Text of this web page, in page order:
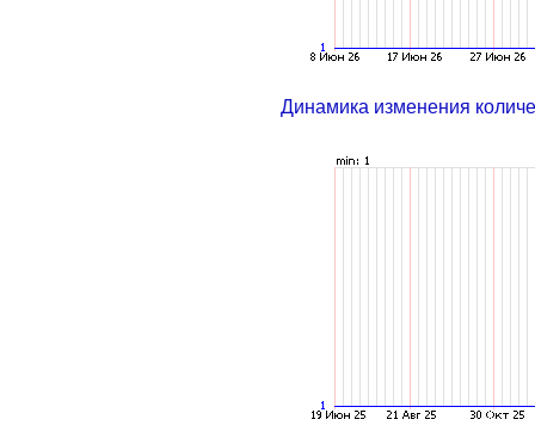
Динамика изменения